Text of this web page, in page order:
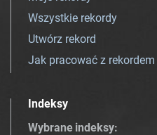
Wszystkie rekordy
Utwórz rekord
Jak pracować z rekordem
Indeksy
Wybrane indeksy: